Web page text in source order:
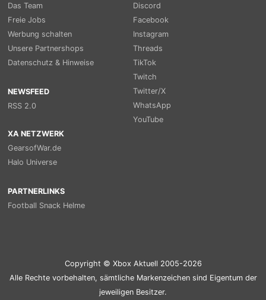
Das Team
Freie Jobs
Werbung schalten
Unsere Partnershops
Datenschutz & Hinweise
NEWSFEED
RSS 2.0
Discord
Facebook
Instagram
Threads
TikTok
Twitch
Twitter/X
WhatsApp
YouTube
XA NETZWERK
GearsofWar.de
Halo Universe
PARTNERLINKS
Football Snack Helme
Copyright © Xbox Aktuell 2005-2026
Alle Rechte vorbehalten, sämtliche Markenzeichen sind Eigentum der
jeweiligen Besitzer.